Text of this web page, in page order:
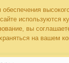
обеспечения
используются
вы
на вашем